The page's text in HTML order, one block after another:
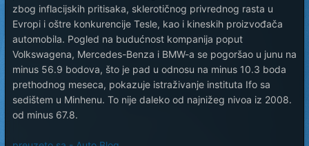
zbog inflacijskih pritisaka, sklerotičnog privrednog rasta u
Evropi i oštre konkurencije Tesle, kao i kineskih proizvođača
automobila. Pogled na budućnost kompanija poput
Volkswagena, Mercedes-Benza i BMW-a se pogoršao u junu na
minus 56.9 bodova, što je pad u odnosu na minus 10.3 boda
prethodnog meseca, pokazuje istraživanje instituta Ifo sa
sedištem u Minhenu. To nije daleko od najnižeg nivoa iz 2008.
od minus 67.8.